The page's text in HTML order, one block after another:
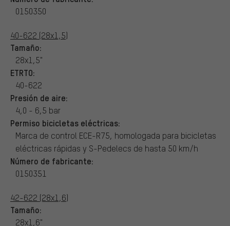
0150350
40-622 (28x1,5)
Tamaño:
28x1,5"
ETRTO:
40-622
Presión de aire:
4,0 - 6,5 bar
Permiso bicicletas eléctricas:
Marca de control ECE-R75, homologada para bicicletas
eléctricas rápidas y S-Pedelecs de hasta 50 km/h
Número de fabricante:
0150351
42-622 (28x1,6)
Tamaño:
28x1,6"